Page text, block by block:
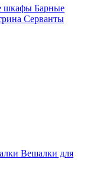
шкафы Барные
Серванты
Вешалки для